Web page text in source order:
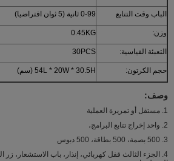
الباب وقت التتابع 0-99 ثانية (5 ثوان افتراضيا)
وزن: 0.45KG
التعبئة القياسية: 30PCS
حجم الكرتون: 54L * 20W * 30.5H (سم)
وصف:
1. مستقل أو تمريرة العملية
2. واحد إخراج تتابع البرامج،
3. 500 بصمة، 500 بطاقة، 500 دبوس
4. الجزء الثالث قفل كهربائي، إنذار، باب الاستشعار،